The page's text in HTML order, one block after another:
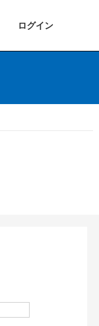
ログイン